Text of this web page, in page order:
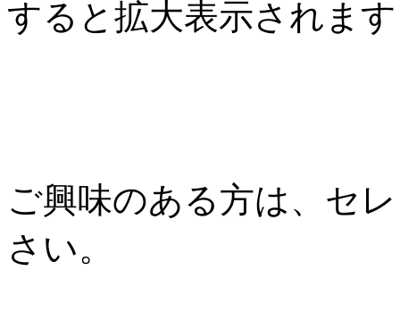
すると拡大表示されま
ご興味のある方は、セ
さい。